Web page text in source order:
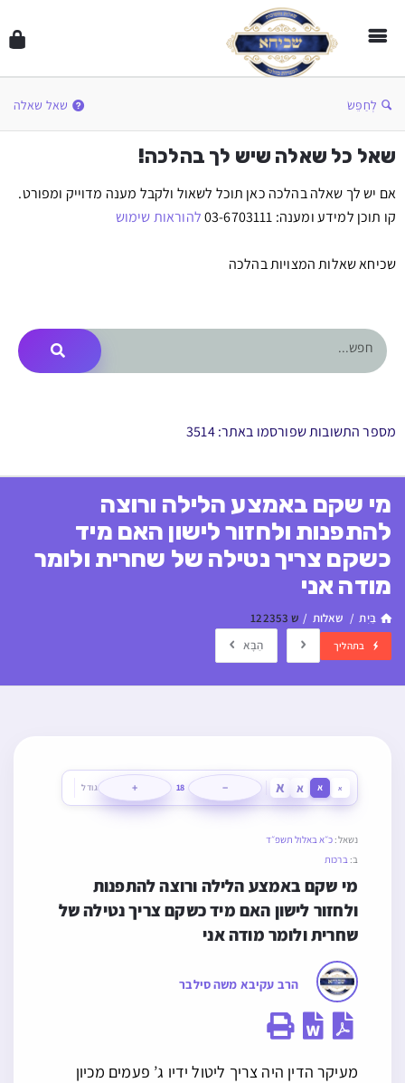
לְחַפֵּשׂ שאל שאלה
שאל כל שאלה שיש לך בהלכה!
אם יש לך שאלה בהלכה כאן תוכל לשאול ולקבל מענה מדוייק ומפורט.
קו תוכן למידע ומענה: 03-6703111
להוראות שימוש
שכיחא שאלות המצויות בהלכה
מספר התשובות שפורסמו באתר: 3514
מי שקם באמצע הלילה ורוצה
להתפנות ולחזור לישון האם מיד
כשקם צריך נטילה של שחרית ולומר
מודה אני
בַּיִת / שאלות / ש 122353
הַבָּא
בתהליך
א א א א −
18
+ גודל
נשאל: כ״א באלול תשפ״ד
ב:ברכות
שחרית ולומר מודה אני
הרב עקיבא משה סילבר
מעיקר הדין היה צריך ליטול ידיו ג’ פעמים מכיון